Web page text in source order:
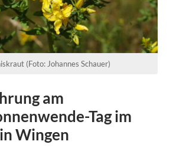
(Foto: Johannes Schauer)
am
Tag im
Wingen